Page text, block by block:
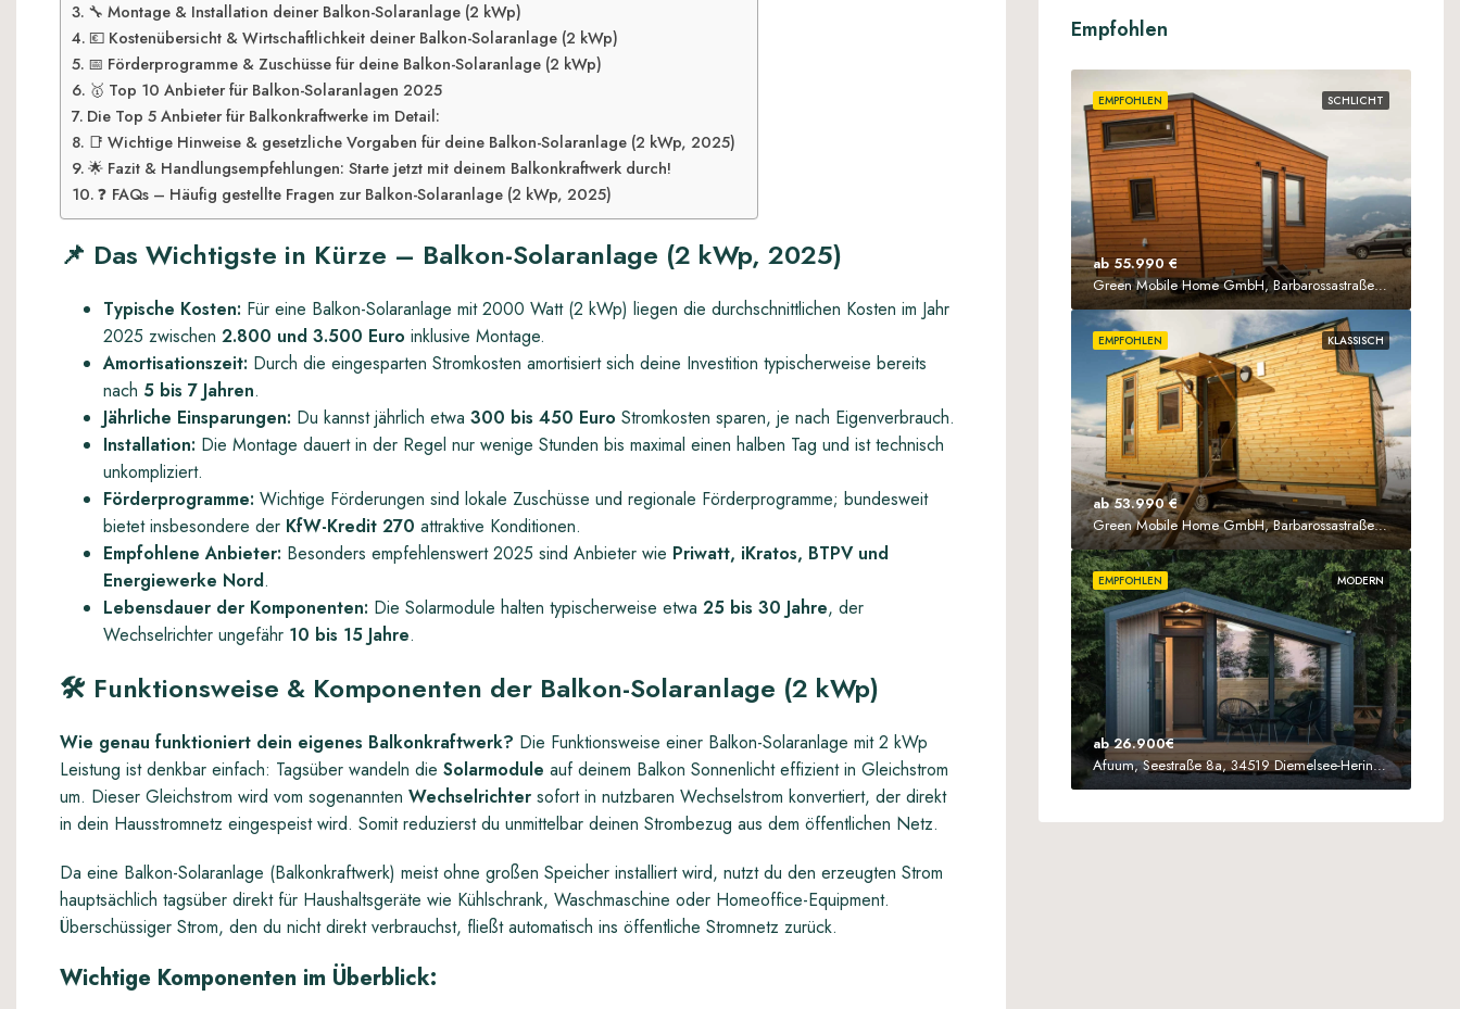
🔧 Montage & Installation deiner Balkon-Solaranlage (2 kWp)
💶 Kostenübersicht & Wirtschaftlichkeit deiner Balkon-Solaranlage (2 kWp)
📅 Förderprogramme & Zuschüsse für deine Balkon-Solaranlage (2 kWp)
🥇 Top 10 Anbieter für Balkon-Solaranlagen 2025
Die Top 5 Anbieter für Balkonkraftwerke im Detail:
📑 Wichtige Hinweise & gesetzliche Vorgaben für deine Balkon-Solaranlage (2 kWp, 2025)
🌟 Fazit & Handlungsempfehlungen: Starte jetzt mit deinem Balkonkraftwerk durch!
❓ FAQs – Häufig gestellte Fragen zur Balkon-Solaranlage (2 kWp, 2025)
📌 Das Wichtigste in Kürze – Balkon-Solaranlage (2 kWp, 2025)
Typische Kosten: Für eine Balkon-Solaranlage mit 2000 Watt (2 kWp) liegen die durchschnittlichen Kosten im Jahr
2025 zwischen 2.800 und 3.500 Euro inklusive Montage.
Amortisationszeit: Durch die eingesparten Stromkosten amortisiert sich deine Investition typischerweise bereits
nach 5 bis 7 Jahren.
Jährliche Einsparungen: Du kannst jährlich etwa 300 bis 450 Euro Stromkosten sparen, je nach Eigenverbrauch.
Installation: Die Montage dauert in der Regel nur wenige Stunden bis maximal einen halben Tag und ist technisch
unkompliziert.
Förderprogramme: Wichtige Förderungen sind lokale Zuschüsse und regionale Förderprogramme; bundesweit
bietet insbesondere der KfW-Kredit 270 attraktive Konditionen.
Empfohlene Anbieter: Besonders empfehlenswert 2025 sind Anbieter wie Priwatt, iKratos, BTPV und
Energiewerke Nord.
Lebensdauer der Komponenten: Die Solarmodule halten typischerweise etwa 25 bis 30 Jahre, der
Wechselrichter ungefähr 10 bis 15 Jahre.
🛠 ️ Funktionsweise & Komponenten der Balkon-Solaranlage (2 kWp)
Wie genau funktioniert dein eigenes Balkonkraftwerk? Die Funktionsweise einer Balkon-Solaranlage mit 2 kWp
Leistung ist denkbar einfach: Tagsüber wandeln die Solarmodule auf deinem Balkon Sonnenlicht effizient in Gleichstrom
um. Dieser Gleichstrom wird vom sogenannten Wechselrichter sofort in nutzbaren Wechselstrom konvertiert, der direkt
in dein Hausstromnetz eingespeist wird. Somit reduzierst du unmittelbar deinen Strombezug aus dem öffentlichen Netz.
Da eine Balkon-Solaranlage (Balkonkraftwerk) meist ohne großen Speicher installiert wird, nutzt du den erzeugten Strom
hauptsächlich tagsüber direkt für Haushaltsgeräte wie Kühlschrank, Waschmaschine oder Homeoffice-Equipment.
Überschüssiger Strom, den du nicht direkt verbrauchst, fließt automatisch ins öffentliche Stromnetz zurück.
Wichtige Komponenten im Überblick:
Empfohlen
SCHLICHT
EMPFOHLEN
ab 55.990 €
Green Mobile Home GmbH, Barbarossastraße 61, 63571 Gelnhausen
KLASSISCH
EMPFOHLEN
ab 53.990 €
Green Mobile Home GmbH, Barbarossastraße 61, D-63571 Gelnhausen
MODERN
EMPFOHLEN
ab 26.900€
Afuum, Seestraße 8a, 34519 Diemelsee-Heringhausen